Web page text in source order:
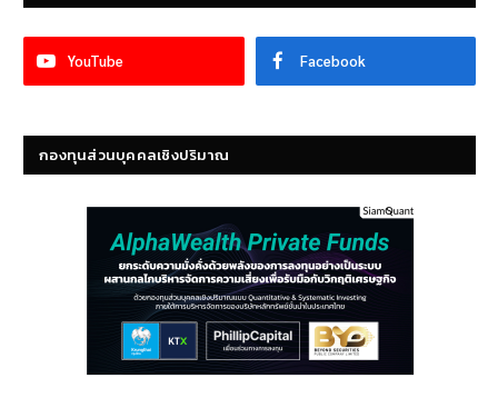
YouTube Facebook
กองทุนส่วนบุคคลเชิงปริมาณ